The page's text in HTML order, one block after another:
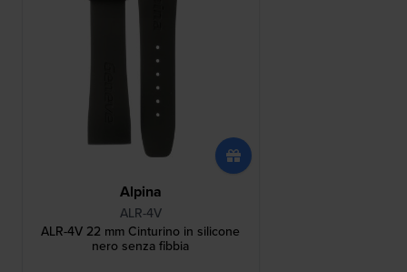
Alpina
ALR-4V
ALR-4V 22 mm Cinturino in silicone
nero senza fibbia